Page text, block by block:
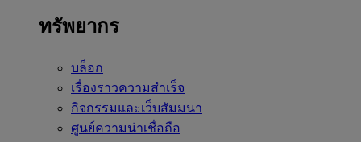
ทรัพยากร
บล็อก
เรื่องราวความสำเร็จ
กิจกรรมและเว็บสัมมนา
ศูนย์ความน่าเชื่อถือ